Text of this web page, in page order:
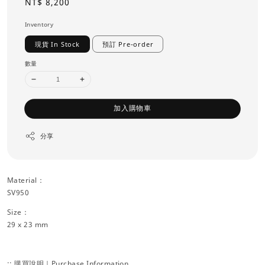
Regular
NT$ 8,200
Inventory
現貨 In Stock 預訂 Pre-order
數量
加入購物車
分享
Material：
SV950
Size：
29 x 23 mm